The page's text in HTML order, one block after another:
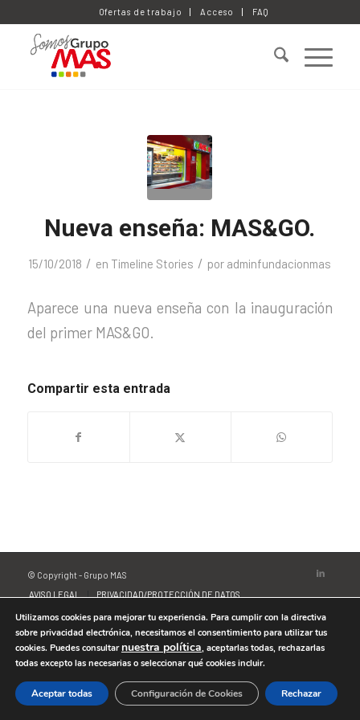
Ofertas de trabajo Acceso FAQ
Nueva enseña: MAS&GO.
15/10/2018 / en Timeline Stories / por adminfundacionmas
Aparece una nueva enseña con la inauguración
del primer MAS&GO.
Compartir esta entrada
© Copyright - Grupo MAS
AVISO LEGAL
PRIVACIDAD/PROTECCIÓN DE DATOS
Utilizamos cookies para mejorar tu experiencia. Para cumplir con la directiva
sobre privacidad electrónica, necesitamos el consentimiento para utilizar tus
cookies. Puedes consultar nuestra política, aceptarlas todas, rechazarlas
todas excepto las necesarias o seleccionar qué cookies incluir.
Aceptar todas Rechazar
Configuración de Cookies